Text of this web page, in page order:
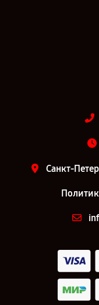
Санкт-